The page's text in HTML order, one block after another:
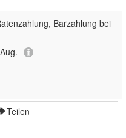
Barzahlung bei
Teilen